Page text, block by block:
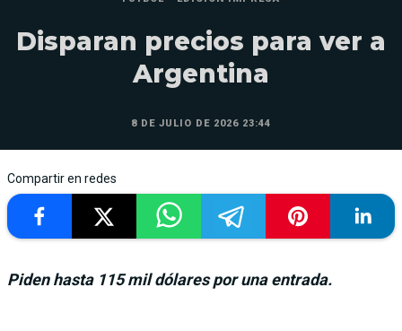
Disparan precios para ver a
Argentina
8 DE JULIO DE 2026 23:44
Compartir en redes
Piden hasta 115 mil dólares por una entrada.